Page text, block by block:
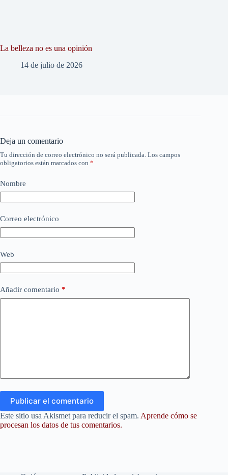
La belleza no es una opinión
14 de julio de 2026
Deja un comentario
Tu dirección de correo electrónico no será publicada. Los campos
obligatorios están marcados con *
Nombre
Correo electrónico
Web
Añadir comentario *
Publicar el comentario
Este sitio usa Akismet para reducir el spam. Aprende cómo se
procesan los datos de tus comentarios.